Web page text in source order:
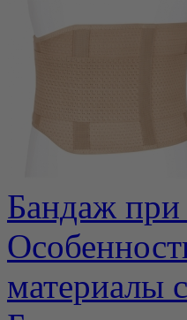
Бандаж
материалы